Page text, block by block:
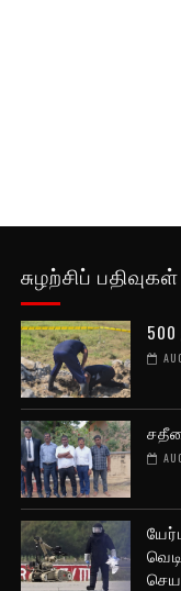
சுழற்சிப் பதிவுகள்